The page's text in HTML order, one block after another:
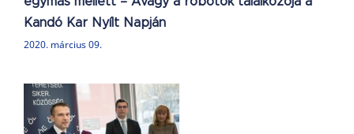
Kandó Kar Nyílt Napján
2020. március 09.